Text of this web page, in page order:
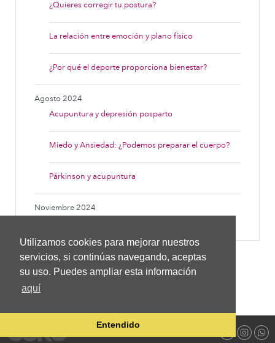
Utilizamos cookies para mejorar nuestros
servicios, si continúas navegando, aceptas
su uso. Puedes ampliar esta información
aquí
Entendido
¿Quieres corregir tu postura?
La relación entre emoción y plano físico
¿Por qué el deporte proporciona bienestar?
Agosto 2024
Acupuntura y depresión posparto
Miedo y Ansiedad: ¿Podemos preparar el cuerpo?
Párkinson y acupuntura
Noviembre 2024